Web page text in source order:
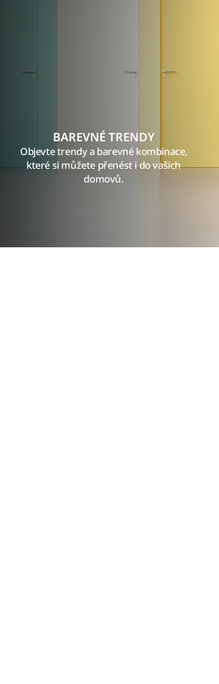
BAREVNÉ TRENDY
Objevte trendy a barevné kombinace,
které si můžete přenést i do vašich
domovů.